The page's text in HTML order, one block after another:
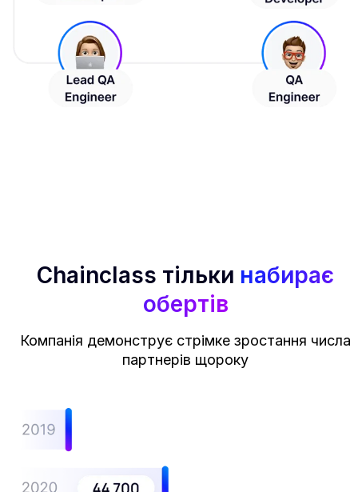
Chainclass тільки набирає
обертів
Компанія демонструє стрімке зростання числа
партнерів щороку